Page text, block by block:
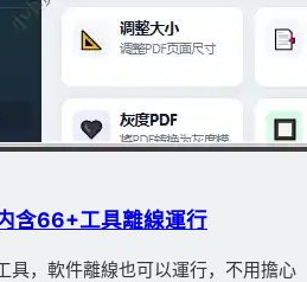
含66+工具離線運行
具，軟件離線也可以運行，不用擔心